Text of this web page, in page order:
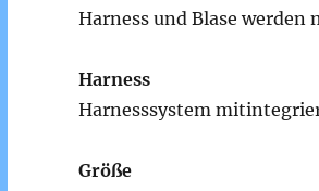
Harness und Blase
Harness
Harnesssystem
Größe